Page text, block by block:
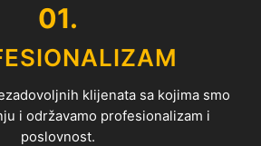
01.
klijenata sa kojima smo
i održavamo profesionalizam i
poslovnost.